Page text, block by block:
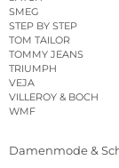
SMEG
STEP BY STEP
TOM TAILOR
TOMMY JEANS
TRIUMPH
VEJA
VILLEROY & BOCH
WMF
Damenmode &